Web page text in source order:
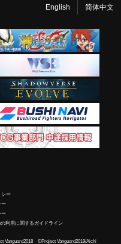
English 简体中文
シー
ー
ー
利用に関するガイドライン
©Project Vanguard2019/Aichi